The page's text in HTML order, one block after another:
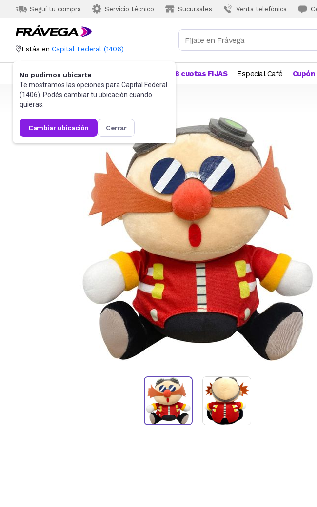
Seguí tu compra Servicio técnico Sucursales Venta telefónica
Estás en Capital Federal (1406)
No pudimos ubicarte
Te mostramos las opciones para Capital Federal
(1406). Podés cambiar tu ubicación cuando
quieras.
cambiar ubicación cerrar
Categorías Más Vendidos 18 cuotas FIJAS Especial Café Cupón
Frávega Juguetes y Juegos Peluches y Muñecos